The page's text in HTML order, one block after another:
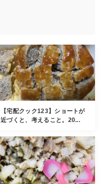
【宅配クック123】ショートが
近づくと、考えること。20...